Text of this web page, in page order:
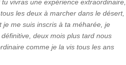
vivras une expérience extraordinaire,
les deux à marcher dans le désert,
me suis inscris à ta méharée, je
deux mois plus tard nous
comme je la vis tous les ans